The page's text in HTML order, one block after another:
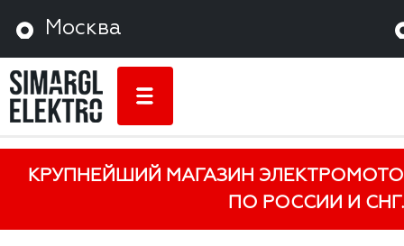
Москва
КРУПНЕЙШИЙ МАГАЗИН
ПО РОССИИ И СНГ.